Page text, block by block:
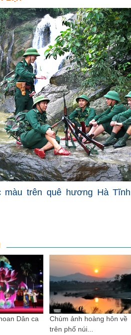
màu trên quê hương Hà
Dân ca
Chùm ảnh hoàng hôn về
trên phố núi...